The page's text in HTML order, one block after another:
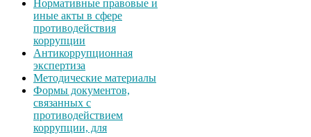
Нормативные правовые и
иные акты в сфере
противодействия
коррупции
Антикоррупционная
экспертиза
Методические материалы
Формы документов,
связанных с
противодействием
коррупции, для